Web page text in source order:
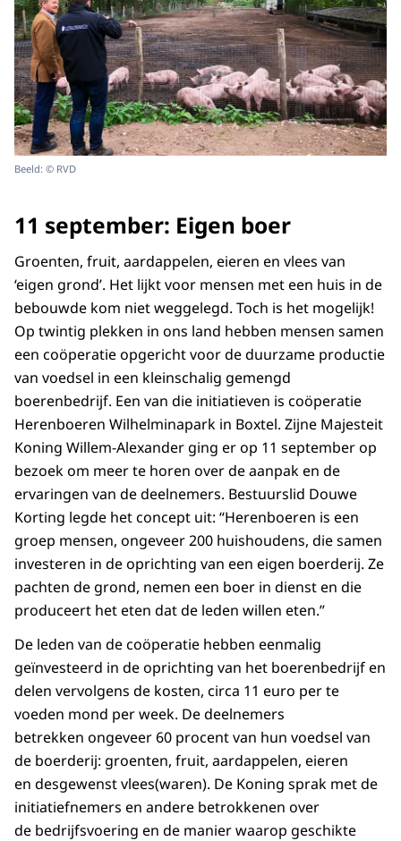
Beeld: © RVD
11 september: Eigen boer
Groenten, fruit, aardappelen, eieren en vlees van
‘eigen grond’. Het lijkt voor mensen met een huis in de
bebouwde kom niet weggelegd. Toch is het mogelijk!
Op twintig plekken in ons land hebben mensen samen
een coöperatie opgericht voor de duurzame productie
van voedsel in een kleinschalig gemengd
boerenbedrijf. Een van die initiatieven is coöperatie
Herenboeren Wilhelminapark in Boxtel. Zijne Majesteit
Koning Willem-Alexander ging er op 11 september op
bezoek om meer te horen over de aanpak en de
ervaringen van de deelnemers. Bestuurslid Douwe
Korting legde het concept uit: “Herenboeren is een
groep mensen, ongeveer 200 huishoudens, die samen
investeren in de oprichting van een eigen boerderij. Ze
pachten de grond, nemen een boer in dienst en die
produceert het eten dat de leden willen eten.”
De leden van de coöperatie hebben eenmalig
geïnvesteerd in de oprichting van het boerenbedrijf en
delen vervolgens de kosten, circa 11 euro per te
voeden mond per week. De deelnemers
betrekken ongeveer 60 procent van hun voedsel van
de boerderij: groenten, fruit, aardappelen, eieren
en desgewenst vlees(waren). De Koning sprak met de
initiatiefnemers en andere betrokkenen over
de bedrijfsvoering en de manier waarop geschikte